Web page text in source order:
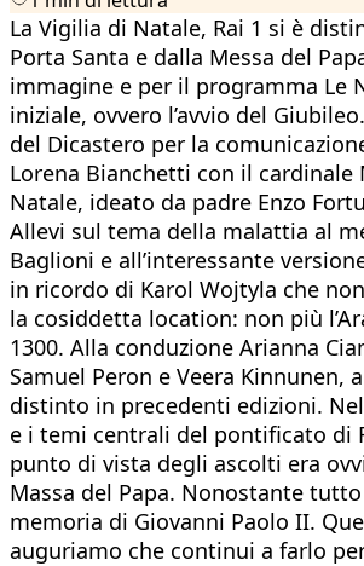
La Vigilia di Natale, Rai 1 si è
Porta Santa e dalla Messa del
immagine e per il programma Le
iniziale, ovvero l’avvio del
del Dicastero per la
Lorena Bianchetti con il
Natale, ideato da padre Enzo
Allevi sul tema della malattia al
Baglioni e all’interessante
in ricordo di Karol Wojtyla che
la cosiddetta location: non più
1300. Alla conduzione Arianna
Samuel Peron e Veera
distinto in precedenti edizioni.
e i temi centrali del pontificato di
punto di vista degli ascolti era
Massa del Papa. Nonostante
memoria di Giovanni Paolo II.
auguriamo che continui a farlo